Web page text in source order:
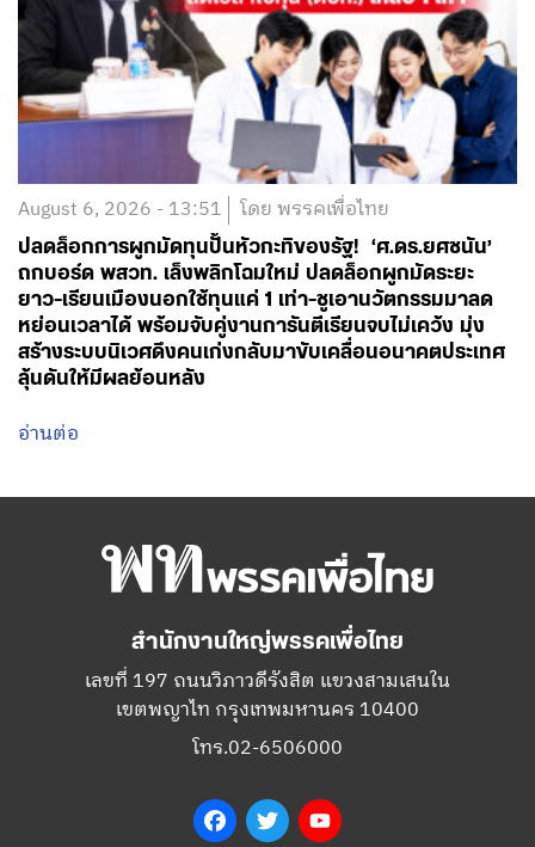
August 6, 2026 - 13:51 โดย พรรคเพื่อไทย
ปลดล็อกการผูกมัดทุนปั้นหัวกะทิของรัฐ! ‘ศ.ดร.ยศชนัน’
ถกบอร์ด พสวท. เล็งพลิกโฉมใหม่ ปลดล็อกผูกมัดระยะ
ยาว-เรียนเมืองนอกใช้ทุนแค่ 1 เท่า-ชูเอานวัตกรรมมาลด
หย่อนเวลาได้ พร้อมจับคู่งานการันตีเรียนจบไม่เคว้ง มุ่ง
สร้างระบบนิเวศดึงคนเก่งกลับมาขับเคลื่อนอนาคตประเทศ
ลุ้นดันให้มีผลย้อนหลัง
อ่านต่อ
เลขที่ 197 ถนนวิภาวดีรังสิต แขวงสามเสนใน
เขตพญาไท กรุงเทพมหานคร 10400
โทร.02-6506000
FacebookTwitterYouTube
กรรมการบริหารพรรคเพื่อไทย